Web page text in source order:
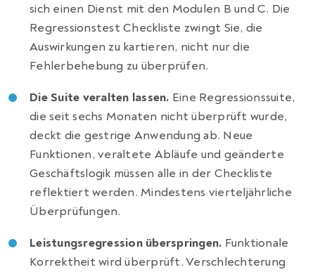
sich einen Dienst mit den Modulen B und C. Die
Regressionstest Checkliste zwingt Sie, die
Auswirkungen zu kartieren, nicht nur die
Fehlerbehebung zu überprüfen.
Die Suite veralten lassen. Eine Regressionssuite,
die seit sechs Monaten nicht überprüft wurde,
deckt die gestrige Anwendung ab. Neue
Funktionen, veraltete Abläufe und geänderte
Geschäftslogik müssen alle in der Checkliste
reflektiert werden. Mindestens vierteljährliche
Überprüfungen.
Leistungsregression überspringen. Funktionale
Korrektheit wird überprüft. Verschlechterung